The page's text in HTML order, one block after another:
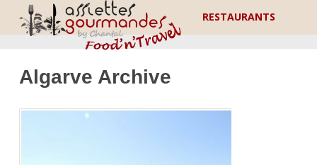
RESTAURANTS
Algarve Archive